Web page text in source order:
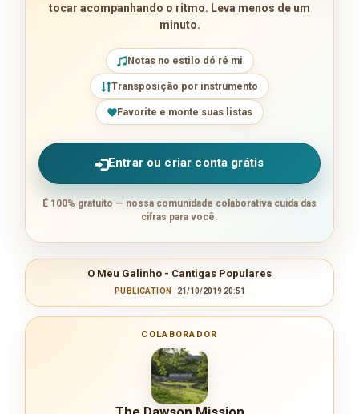
tocar acompanhando o ritmo. Leva menos de um
minuto.
Notas no estilo dó ré mi
Transposição por instrumento
Favorite e monte suas listas
Entrar ou criar conta grátis
É 100% gratuito — nossa comunidade colaborativa cuida das
cifras para você.
O Meu Galinho - Cantigas Populares
PUBLICATION 21/10/2019 20:51
COLABORADOR